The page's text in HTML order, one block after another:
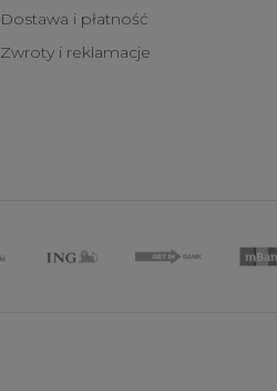
Dostawa i płatność
Zwroty i reklamacje